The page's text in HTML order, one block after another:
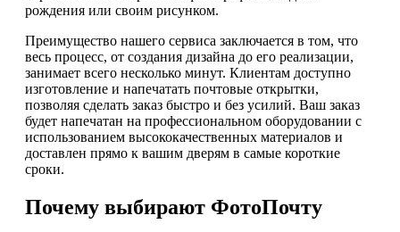
рождения или своим рисунком.
Преимущество нашего сервиса заключается в том, что
весь процесс, от создания дизайна до его реализации,
занимает всего несколько минут. Клиентам доступно
изготовление и напечатать почтовые открытки,
позволяя сделать заказ быстро и без усилий. Ваш заказ
будет напечатан на профессиональном оборудовании с
использованием высококачественных материалов и
доставлен прямо к вашим дверям в самые короткие
сроки.
Почему выбирают ФотоПочту